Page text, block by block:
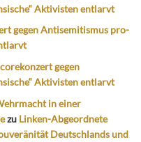
Aktivisten entlarvt
gegen Antisemitismus pro-
gegen
Aktivisten entlarvt
in einer
zu Linken-Abgeordnete
Deutschlands und